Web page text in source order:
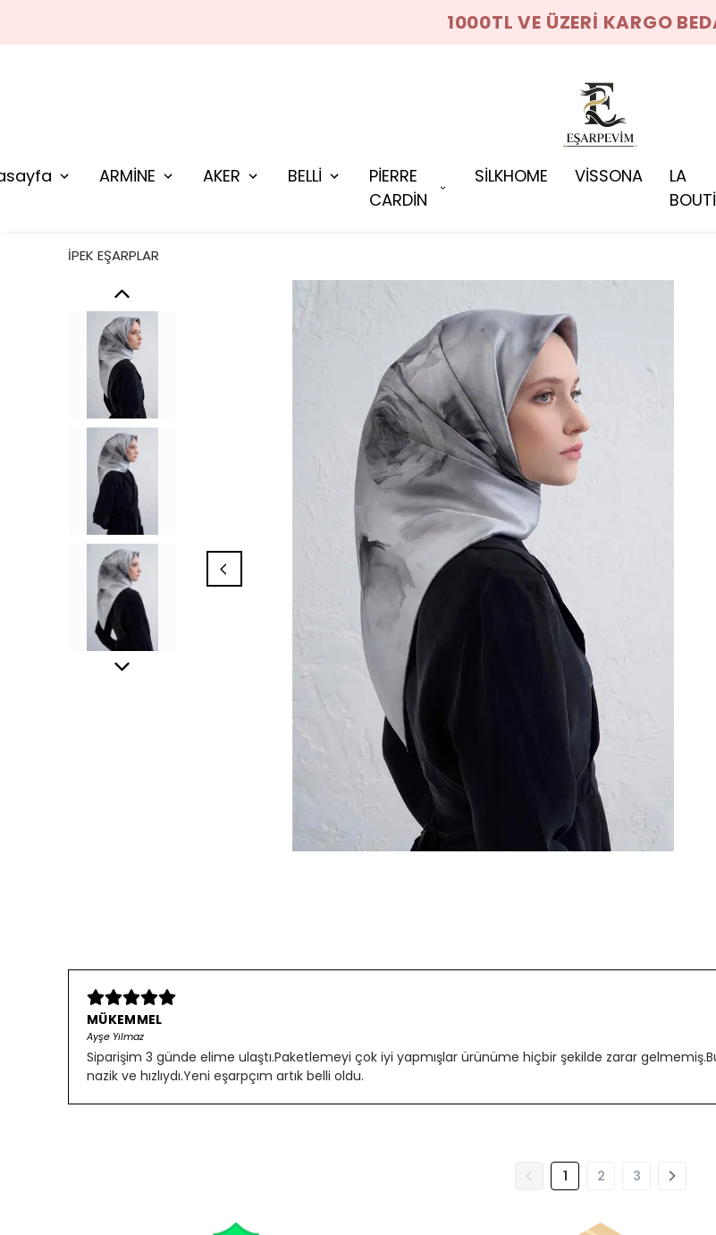
1000TL VE ÜZERİ KARGO
ARMİNE AKER BELLİ
PİERRE
CARDİN
SİLKHOME VİSSONA
LA
İPEK EŞARPLAR
MÜKEMMEL
Ayşe Yılmaz
Siparişim 3 günde elime ulaştı.Paketlemeyi çok iyi yapmışlar ürünüme hiçbir şekilde zarar
nazik ve hızlıydı.Yeni eşarpçım artık belli oldu.
1 2 3